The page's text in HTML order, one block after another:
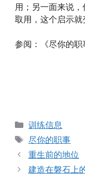
用；另一面来说
取用，这个启示就
参阅：《尽你的职
Categories
训练信息
Tags
尽你的职事
重生前的地位
建造在磐石上